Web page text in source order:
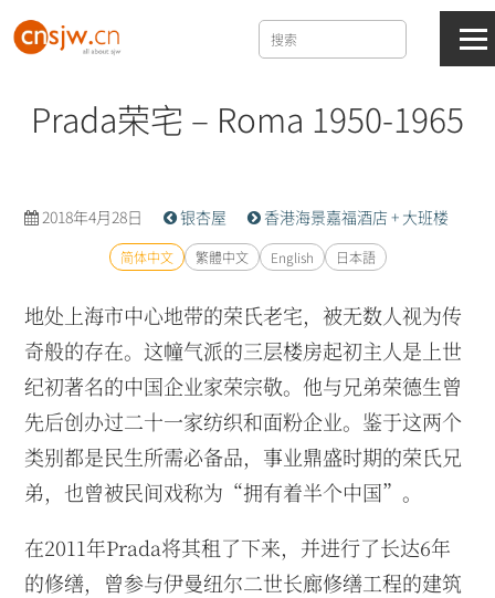
Prada荣宅 – Roma 1950-1965
2018年4月28日 银杏屋 香港海景嘉福酒店 + 大班楼
简体中文 繁體中文 English 日本語
地处上海市中心地带的荣氏老宅，被无数人视为传
奇般的存在。这幢气派的三层楼房起初主人是上世
纪初著名的中国企业家荣宗敬。他与兄弟荣德生曾
先后创办过二十一家纺织和面粉企业。鉴于这两个
类别都是民生所需必备品，事业鼎盛时期的荣氏兄
弟，也曾被民间戏称为“拥有着半个中国”。
在2011年Prada将其租了下来，并进行了长达6年
的修缮，曾参与伊曼纽尔二世长廊修缮工程的建筑